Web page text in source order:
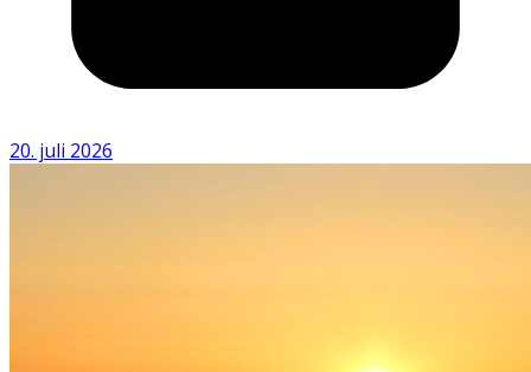
20. juli 2026